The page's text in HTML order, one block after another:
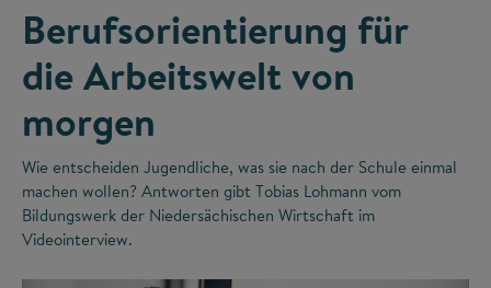
Berufsorientierung für
die Arbeitswelt von
morgen
Wie entscheiden Jugendliche, was sie nach der Schule einmal
machen wollen? Antworten gibt Tobias Lohmann vom
Bildungswerk der Niedersächischen Wirtschaft im
Videointerview.